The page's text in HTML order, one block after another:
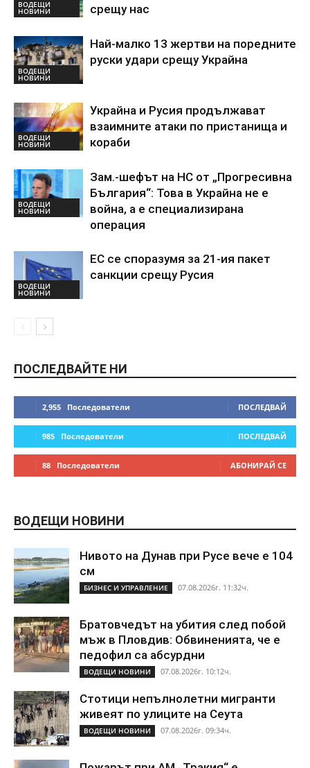
ВОДЕЩИ
НОВИНИ срещу нас
ВОДЕЩИ
НОВИНИ
Най-малко 13 жертви на поредните
руски удари срещу Украйна
ВОДЕЩИ
НОВИНИ
Украйна и Русия продължават
взаимните атаки по пристанища и
кораби
ВОДЕЩИ
НОВИНИ
Зам.-шефът на НС от „Прогресивна
България“: Това в Украйна не е
война, а е специализирана
операция
ВОДЕЩИ
НОВИНИ
ЕС се споразумя за 21-ия пакет
санкции срещу Русия
ПОСЛЕДВАЙТЕ НИ
2,955 Последователи ПОСЛЕДВАЙ
985 Последователи ПОСЛЕДВАЙ
88 Последователи АБОНИРАЙ СЕ
ВОДЕЩИ НОВИНИ
Нивото на Дунав при Русе вече е 104
см
БИЗНЕС И УПРАВЛЕНИЕ 07.08.2026г. 11:32ч.
Братовчедът на убития след побой
мъж в Пловдив: Обвиненията, че е
педофил са абсурдни
ВОДЕЩИ НОВИНИ 07.08.2026г. 10:12ч.
Стотици непълнолетни мигранти
живеят по улиците на Сеута
ВОДЕЩИ НОВИНИ 07.08.2026г. 09:34ч.